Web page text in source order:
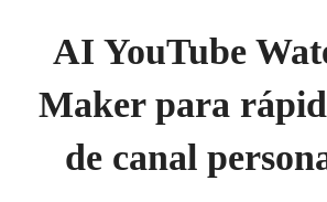
AI YouTube
Maker para
de canal